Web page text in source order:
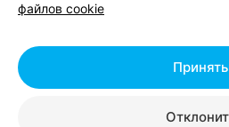
посвященный владельцам
свободный.
файлов cookie
Принять